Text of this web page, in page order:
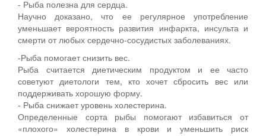
- Рыба полезна для сердца.
Научно доказано, что ее регулярное употребление
уменьшает вероятность развития инфаркта, инсульта и
смерти от любых сердечно-сосудистых заболеваниях.
-Рыба помогает снизить вес.
Рыба считается диетическим продуктом и ее часто
советуют диетологи тем, кто хочет сбросить вес или
поддерживать хорошую форму.
- Рыба снижает уровень холестерина.
Определенные сорта рыбы помогают избавиться от
«плохого» холестерина в крови и уменьшить риск